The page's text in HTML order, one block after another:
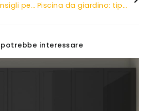
Estate 2021: consigli per l’arredo giardino Piscina da giardino: tipologie e consigli
potrebbe interessare